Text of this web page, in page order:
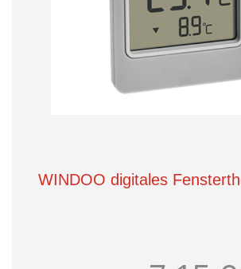
WINDOO digitales